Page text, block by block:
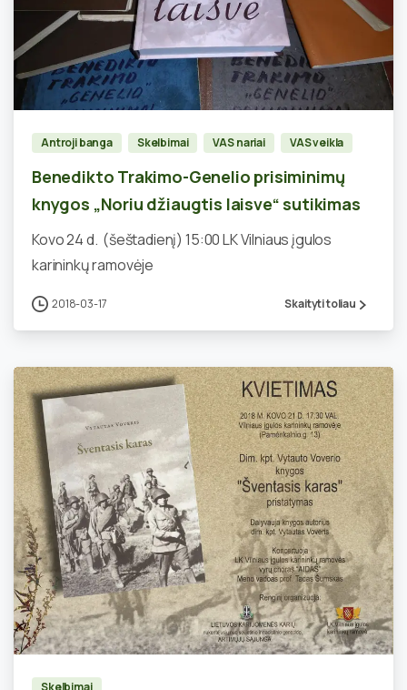
Antroji banga Skelbimai VAS nariai VAS veikla
Benedikto Trakimo-Genelio prisiminimų
knygos „Noriu džiaugtis laisve“ sutikimas
Kovo 24 d. (šeštadienį) 15:00 LK Vilniaus įgulos
karininkų ramovėje
2018-03-17 Skaityti toliau
0
Skelbimai